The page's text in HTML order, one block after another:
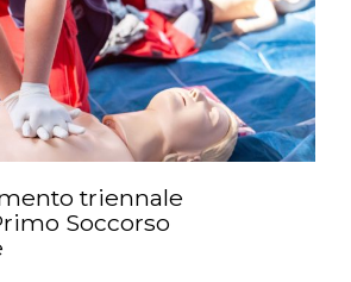
triennale
Soccorso